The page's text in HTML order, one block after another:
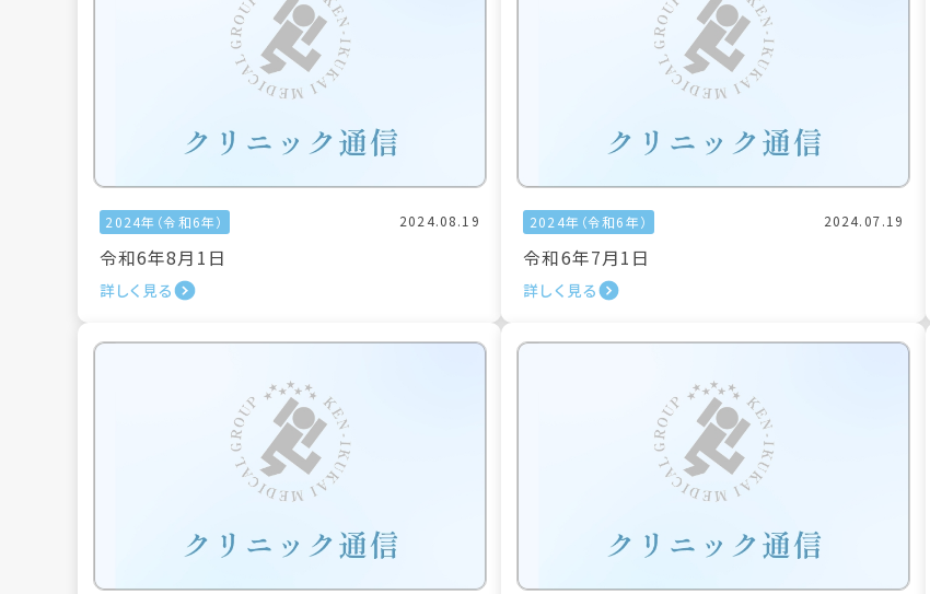
クリニカルアウトカムについて
2024年（令和6年） 2024.08.19
令和6年8月1日
詳しく見る
2024年（令和6年） 2024.07.19
令和6年7月1日
詳しく見る